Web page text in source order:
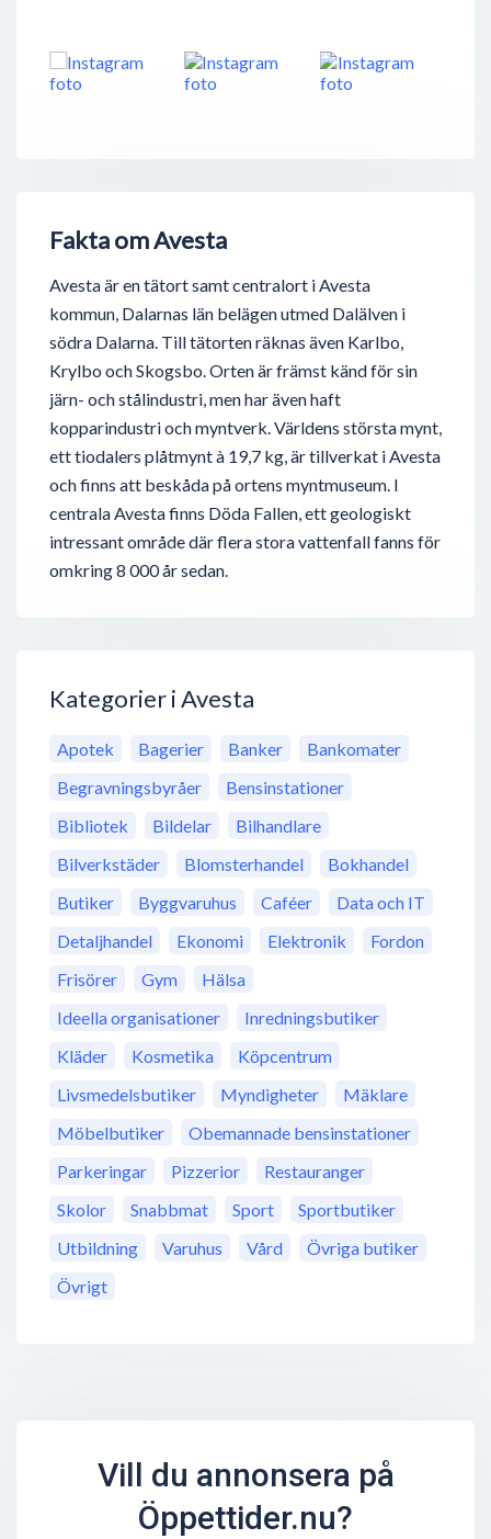
Fakta om Avesta
Avesta är en tätort samt centralort i Avesta
kommun, Dalarnas län belägen utmed Dalälven i
södra Dalarna. Till tätorten räknas även Karlbo,
Krylbo och Skogsbo. Orten är främst känd för sin
järn- och stålindustri, men har även haft
kopparindustri och myntverk. Världens största mynt,
ett tiodalers plåtmynt à 19,7 kg, är tillverkat i Avesta
och finns att beskåda på ortens myntmuseum. I
centrala Avesta finns Döda Fallen, ett geologiskt
intressant område där flera stora vattenfall fanns för
omkring 8 000 år sedan.
Kategorier i Avesta
Apotek Bagerier Banker
Bankomater
Begravningsbyråer
Bensinstationer
Bibliotek
Bildelar
Bilhandlare
Bilverkstäder
Blomsterhandel
Bokhandel
Butiker
Byggvaruhus Caféer
Data och IT
Detaljhandel
Ekonomi Elektronik
Fordon
Frisörer
Gym
Hälsa
Ideella organisationer
Inredningsbutiker
Kläder
Kosmetika
Köpcentrum
Livsmedelsbutiker
Myndigheter
Mäklare
Möbelbutiker
Obemannade bensinstationer
Parkeringar
Pizzerior
Restauranger
Skolor
Snabbmat Sport
Sportbutiker
Utbildning
Varuhus Vård
Övriga butiker
Övrigt
Vill du annonsera på
Öppettider.nu?